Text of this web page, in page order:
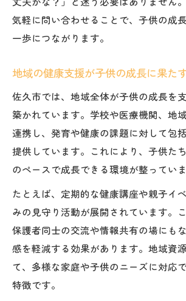
気軽に問い合わせることで、子供の成
一歩につながります。
地域の健康支援が子供の成長に果た
佐久市では、地域全体が子供の成長を
築かれています。学校や医療機関、地
連携し、発育や健康の課題に対して包
提供しています。これにより、子供た
のペースで成長できる環境が整っていま
たとえば、定期的な健康講座や親子イ
みの見守り活動が展開されています。
保護者同士の交流や情報共有の場にも
感を軽減する効果があります。地域資
て、多様な家庭や子供のニーズに対応
特徴です。